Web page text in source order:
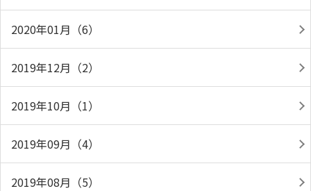
2020年01月（6）
2019年12月（2）
2019年10月（1）
2019年09月（4）
2019年08月（5）